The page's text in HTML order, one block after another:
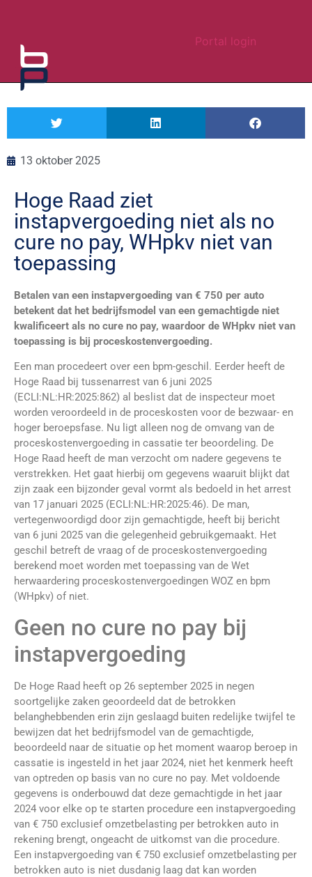
Portal login
13 oktober 2025
Hoge Raad ziet
instapvergoeding niet als no
cure no pay, WHpkv niet van
toepassing
Betalen van een instapvergoeding van € 750 per auto
betekent dat het bedrijfsmodel van een gemachtigde niet
kwalificeert als no cure no pay, waardoor de WHpkv niet van
toepassing is bij proceskostenvergoeding.
Een man procedeert over een bpm-geschil. Eerder heeft de
Hoge Raad bij tussenarrest van 6 juni 2025
(ECLI:NL:HR:2025:862) al beslist dat de inspecteur moet
worden veroordeeld in de proceskosten voor de bezwaar- en
hoger beroepsfase. Nu ligt alleen nog de omvang van de
proceskostenvergoeding in cassatie ter beoordeling. De
Hoge Raad heeft de man verzocht om nadere gegevens te
verstrekken. Het gaat hierbij om gegevens waaruit blijkt dat
zijn zaak een bijzonder geval vormt als bedoeld in het arrest
van 17 januari 2025 (ECLI:NL:HR:2025:46). De man,
vertegenwoordigd door zijn gemachtigde, heeft bij bericht
van 6 juni 2025 van die gelegenheid gebruikgemaakt. Het
geschil betreft de vraag of de proceskostenvergoeding
berekend moet worden met toepassing van de Wet
herwaardering proceskostenvergoedingen WOZ en bpm
(WHpkv) of niet.
Geen no cure no pay bij
instapvergoeding
De Hoge Raad heeft op 26 september 2025 in negen
soortgelijke zaken geoordeeld dat de betrokken
belanghebbenden erin zijn geslaagd buiten redelijke twijfel te
bewijzen dat het bedrijfsmodel van de gemachtigde,
beoordeeld naar de situatie op het moment waarop beroep in
cassatie is ingesteld in het jaar 2024, niet het kenmerk heeft
van optreden op basis van no cure no pay. Met voldoende
gegevens is onderbouwd dat deze gemachtigde in het jaar
2024 voor elke op te starten procedure een instapvergoeding
van € 750 exclusief omzetbelasting per betrokken auto in
rekening brengt, ongeacht de uitkomst van die procedure.
Een instapvergoeding van € 750 exclusief omzetbelasting per
betrokken auto is niet dusdanig laag dat kan worden